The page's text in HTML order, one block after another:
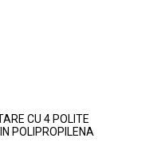
CU 4 POLITE
POLIPROPILENA